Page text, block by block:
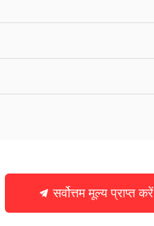
सर्वोत्तम मूल्य प्राप्त करें